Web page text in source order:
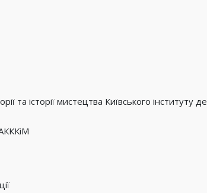
історії мистецтва Київського інституту